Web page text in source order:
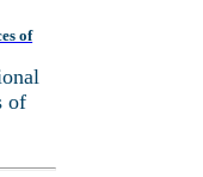
of
of